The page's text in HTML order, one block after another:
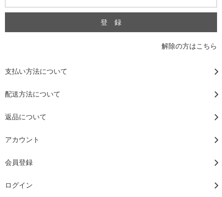
解除の方はこちら
支払い方法について
配送方法について
返品について
アカウント
会員登録
ログイン